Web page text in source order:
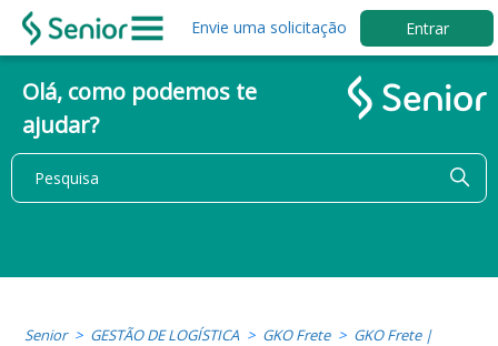
Envie uma solicitação Entrar
Olá, como podemos te
ajudar?
Senior GESTÃO DE LOGÍSTICA GKO Frete
GKO Frete |